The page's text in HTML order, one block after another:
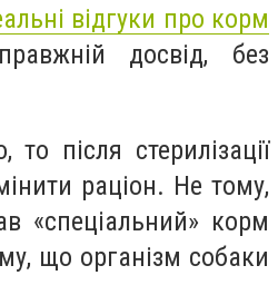
відгуки про корм
досвід, без
після стерилізації
раціон. Не тому,
«спеціальний» корм
що організм собаки